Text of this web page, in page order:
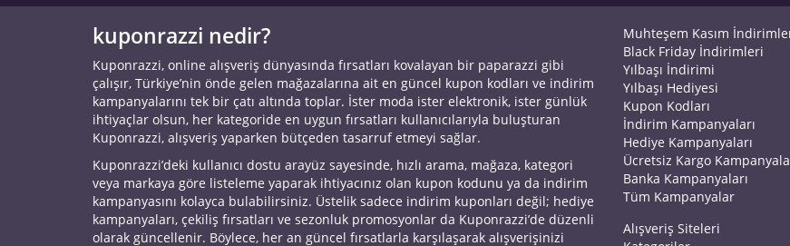
kuponrazzi nedir?
Kuponrazzi, online alışveriş dünyasında fırsatları kovalayan bir paparazzi gibi
çalışır, Türkiye’nin önde gelen mağazalarına ait en güncel kupon kodları ve indirim
kampanyalarını tek bir çatı altında toplar. İster moda ister elektronik, ister günlük
ihtiyaçlar olsun, her kategoride en uygun fırsatları kullanıcılarıyla buluşturan
Kuponrazzi, alışveriş yaparken bütçeden tasarruf etmeyi sağlar.
Kuponrazzi’deki kullanıcı dostu arayüz sayesinde, hızlı arama, mağaza, kategori
veya markaya göre listeleme yaparak ihtiyacınız olan kupon kodunu ya da indirim
kampanyasını kolayca bulabilirsiniz. Üstelik sadece indirim kuponları değil; hediye
kampanyaları, çekiliş fırsatları ve sezonluk promosyonlar da Kuponrazzi’de düzenli
olarak güncellenir. Böylece, her an güncel fırsatlarla karşılaşarak alışverişinizi
Muhteşem Kasım
Black Friday İndirimleri
Yılbaşı İndirimi
Yılbaşı Hediyesi
Kupon Kodları
İndirim Kampanyaları
Hediye Kampanyaları
Ücretsiz Kargo
Banka Kampanyaları
Tüm Kampanyalar
Alışveriş Siteleri